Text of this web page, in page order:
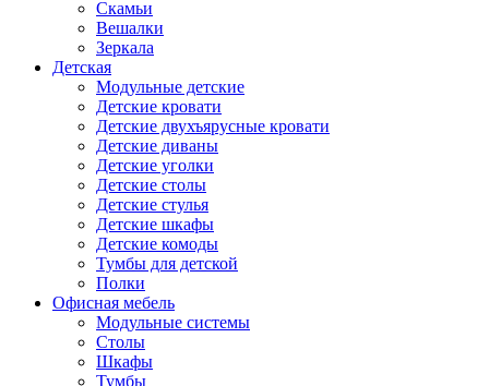
Скамьи
Вешалки
Зеркала
Детская
Модульные детские
Детские кровати
Детские двухъярусные кровати
Детские диваны
Детские уголки
Детские столы
Детские стулья
Детские шкафы
Детские комоды
Тумбы для детской
Полки
Офисная мебель
Модульные системы
Столы
Шкафы
Тумбы